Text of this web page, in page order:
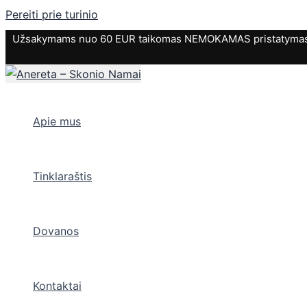
Pereiti prie turinio
Užsakymams nuo 60 EUR taikomas NEMOKAMAS
Apie mus
Tinklaraštis
Dovanos
Kontaktai